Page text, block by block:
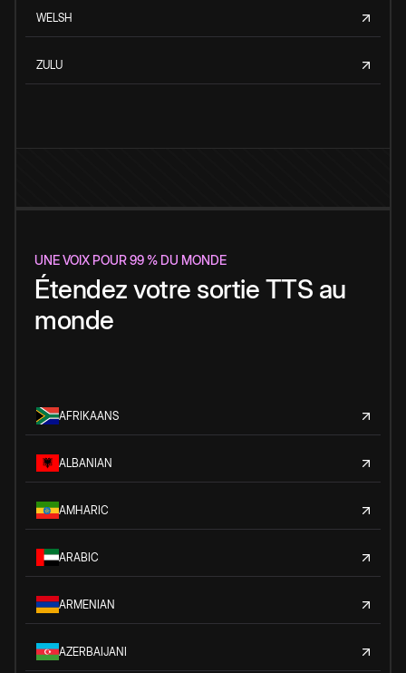
WELSH
ZULU
UNE VOIX POUR 99 % DU MONDE
Étendez votre sortie TTS au
monde
AFRIKAANS
ALBANIAN
AMHARIC
ARABIC
ARMENIAN
AZERBAIJANI